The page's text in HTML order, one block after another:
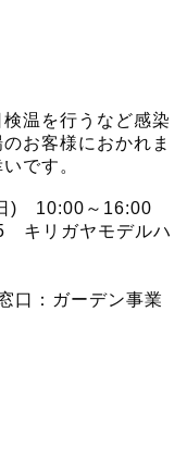
温を行うなど感染
お客様におかれま
です。
) 10:00～16:00
キリガヤモデルハ
口：ガーデン事業